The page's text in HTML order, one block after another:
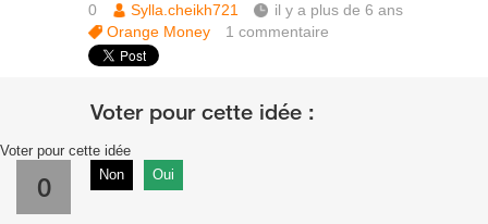
0
Sylla.cheikh721
il y a plus de 6 ans
Orange Money
1commentaire
Voter pour cette idée
0 Non Oui